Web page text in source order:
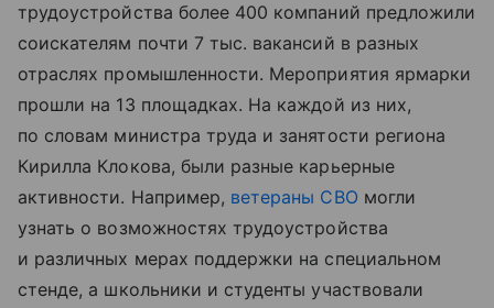
трудоустройства более 400 компаний предложили
соискателям почти 7 тыс. вакансий в разных
отраслях промышленности. Мероприятия ярмарки
прошли на 13 площадках. На каждой из них,
по словам министра труда и занятости региона
Кирилла Клокова, были разные карьерные
активности. Например, ветераны СВО могли
узнать о возможностях трудоустройства
и различных мерах поддержки на специальном
стенде, а школьники и студенты участвовали